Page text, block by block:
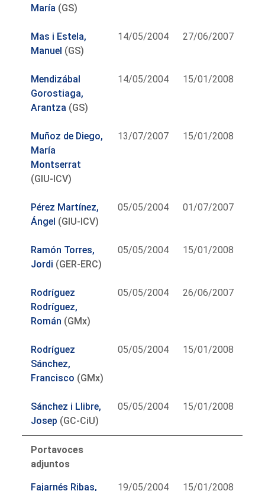
María (GS)
Mas i Estela,
Manuel (GS)
14/05/2004 27/06/2007
Mendizábal
Gorostiaga,
Arantza (GS)
14/05/2004 15/01/2008
Muñoz de Diego,
María
Montserrat
(GIU-ICV)
13/07/2007 15/01/2008
Pérez Martínez,
Ángel (GIU-ICV)
05/05/2004 01/07/2007
Ramón Torres,
Jordi (GER-ERC)
05/05/2004 15/01/2008
Rodríguez
Rodríguez,
Román (GMx)
05/05/2004 26/06/2007
Rodríguez
Sánchez,
Francisco (GMx)
05/05/2004 15/01/2008
Sánchez i Llibre,
Josep (GC-CiU)
05/05/2004 15/01/2008
Portavoces
adjuntos
Fajarnés Ribas, 19/05/2004 15/01/2008